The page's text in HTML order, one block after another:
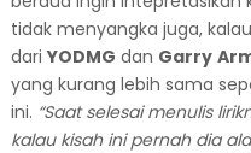
tidak menyangka juga,
dariYODMG dan Garry
yang kurang lebih sama
ini. “Saat selesai menulis
kalau kisah ini pernah dia